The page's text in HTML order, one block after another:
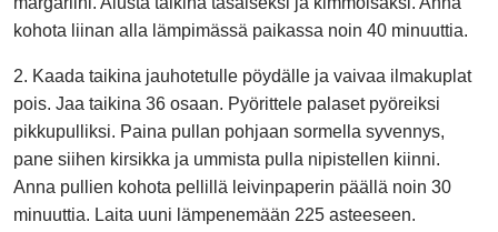
kohota liinan alla lämpimässä paikassa noin 40 minuuttia.
2. Kaada taikina jauhotetulle pöydälle ja vaivaa ilmakuplat
pois. Jaa taikina 36 osaan. Pyörittele palaset pyöreiksi
pikkupulliksi. Paina pullan pohjaan sormella syvennys,
pane siihen kirsikka ja ummista pulla nipistellen kiinni.
Anna pullien kohota pellillä leivinpaperin päällä noin 30
minuuttia. Laita uuni lämpenemään 225 asteeseen.